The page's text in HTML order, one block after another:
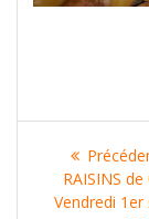
RAISINS de
Vendredi